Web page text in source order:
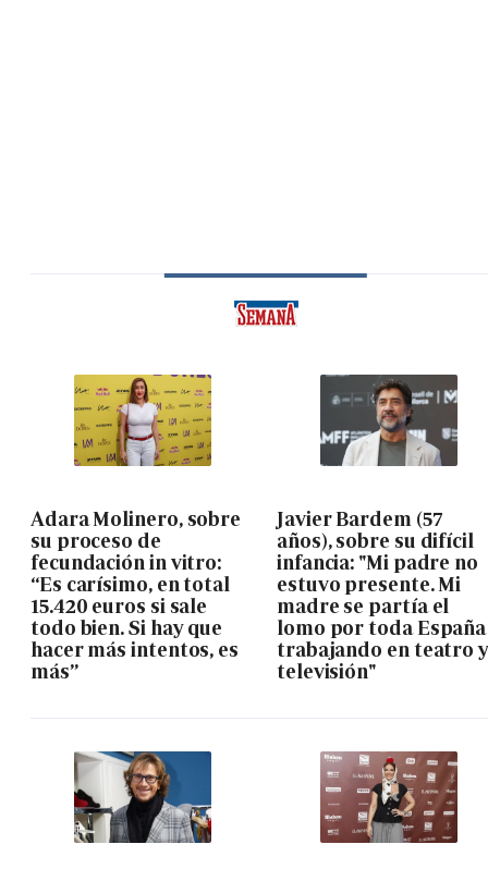
Adara Molinero, sobre
su proceso de
fecundación in vitro:
“Es carísimo, en total
15.420 euros si sale
todo bien. Si hay que
hacer más intentos, es
más”
Javier Bardem (57
años), sobre su difícil
infancia: "Mi padre no
estuvo presente. Mi
madre se partía el
lomo por toda España
trabajando en teatro
televisión"